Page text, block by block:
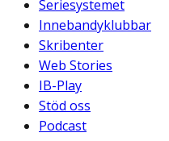
Seriesystemet
Innebandyklubbar
Skribenter
Web Stories
IB-Play
Stöd oss
Podcast